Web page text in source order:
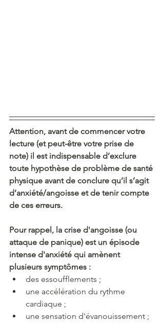
Attention, avant de commencer votre
lecture (et peut-être votre prise de
note) il est indispensable d’exclure
toute hypothèse de problème de santé
physique avant de conclure qu’il s’agit
d’anxiété/angoisse et de tenir compte
de ces erreurs.
Pour rappel, la crise d'angoisse (ou
attaque de panique) est un épisode
intense d'anxiété qui amènent
plusieurs symptômes :
des essoufflements ;
une accélération du rythme
cardiaque ;
une sensation d'évanouissement ;